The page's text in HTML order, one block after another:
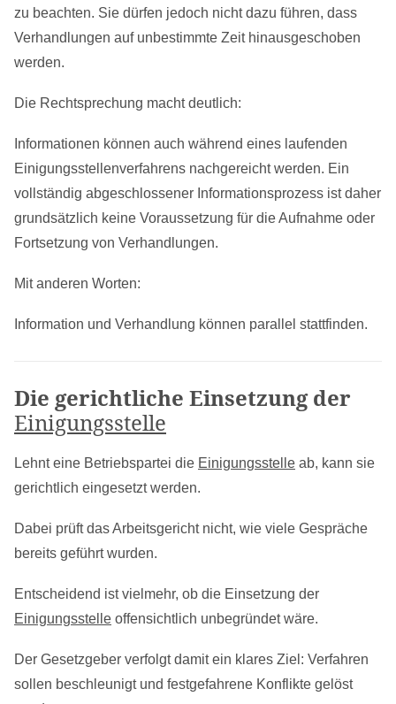
zu beachten. Sie dürfen jedoch nicht dazu führen, dass
Verhandlungen auf unbestimmte Zeit hinausgeschoben
werden.
Die Rechtsprechung macht deutlich:
Informationen können auch während eines laufenden
Einigungsstellenverfahrens nachgereicht werden. Ein
vollständig abgeschlossener Informationsprozess ist daher
grundsätzlich keine Voraussetzung für die Aufnahme oder
Fortsetzung von Verhandlungen.
Mit anderen Worten:
Information und Verhandlung können parallel stattfinden.
Die gerichtliche Einsetzung der
Einigungsstelle
Lehnt eine Betriebspartei die Einigungsstelle ab, kann sie
gerichtlich eingesetzt werden.
Dabei prüft das Arbeitsgericht nicht, wie viele Gespräche
bereits geführt wurden.
Entscheidend ist vielmehr, ob die Einsetzung der
Einigungsstelle offensichtlich unbegründet wäre.
Der Gesetzgeber verfolgt damit ein klares Ziel: Verfahren
sollen beschleunigt und festgefahrene Konflikte gelöst